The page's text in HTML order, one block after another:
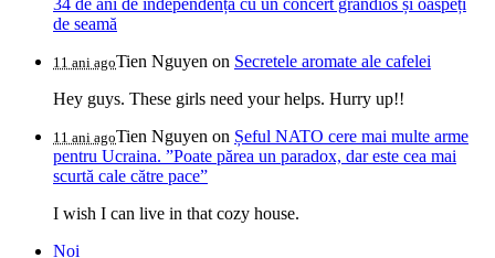
34 de ani de independență cu un concert grandios și oaspeți
de seamă
11 ani agoTien Nguyen on Secretele aromate ale cafelei
Hey guys. These girls need your helps. Hurry up!!
11 ani agoTien Nguyen on Șeful NATO cere mai multe arme
pentru Ucraina. ”Poate părea un paradox, dar este cea mai
scurtă cale către pace”
I wish I can live in that cozy house.
Noi